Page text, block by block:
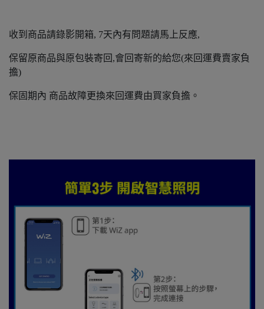
收到商品請錄影開箱, 7天內有問題請馬上反應,
保留原商品與原包裝寄回,會回寄新的給您(來回運費賣家負
擔)
保固期內 商品故障更換來回運費由買家負擔。